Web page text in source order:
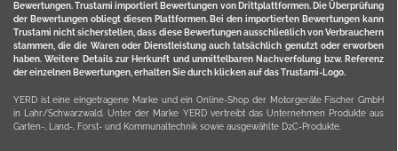
Bewertungen. Trustami importiert Bewertungen von Drittplattformen. Die Überprüfung
der Bewertungen obliegt diesen Plattformen. Bei den importierten Bewertungen kann
Trustami nicht sicherstellen, dass diese Bewertungen ausschließlich von Verbrauchern
stammen, die die Waren oder Dienstleistung auch tatsächlich genutzt oder erworben
haben. Weitere Details zur Herkunft und unmittelbaren Nachverfolung bzw. Referenz
der einzelnen Bewertungen, erhalten Sie durch klicken auf das Trustami-Logo.
YERD ist eine eingetragene Marke und ein Online-Shop der Motorgeräte Fischer GmbH
in Lahr/Schwarzwald. Unter der Marke YERD vertreibt das Unternehmen Produkte aus
Garten-, Land-, Forst- und Kommunaltechnik sowie ausgewählte D2C-Produkte.